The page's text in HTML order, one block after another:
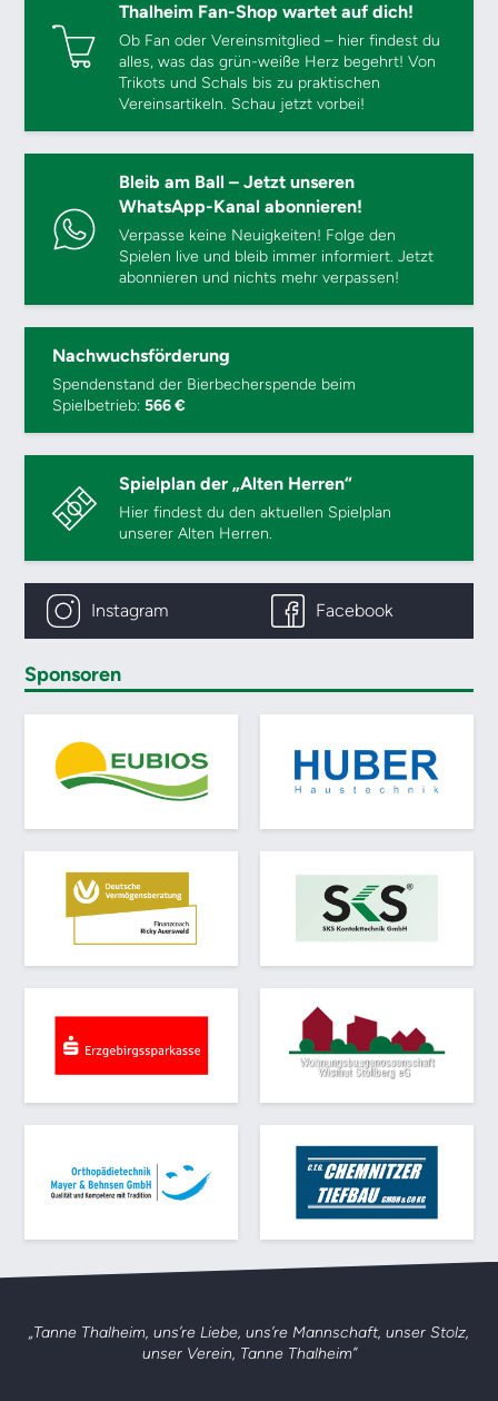
Thalheim Fan-Shop wartet auf dich!
Ob Fan oder Vereinsmitglied – hier findest du
alles, was das grün-weiße Herz begehrt! Von
Trikots und Schals bis zu praktischen
Vereinsartikeln. Schau jetzt vorbei!
Bleib am Ball – Jetzt unseren
WhatsApp-Kanal abonnieren!
Verpasse keine Neuigkeiten! Folge den
Spielen live und bleib immer informiert. Jetzt
abonnieren und nichts mehr verpassen!
Nachwuchsförderung
Spendenstand der Bierbecherspende beim
Spielbetrieb:566 €
Spielplan der „Alten Herren“
Hier findest du den aktuellen Spielplan
unserer Alten Herren.
Instagram Facebook
Sponsoren
„Tanne Thalheim, uns’re Liebe, uns’re Mannschaft, unser Stolz,
unser Verein, Tanne Thalheim”